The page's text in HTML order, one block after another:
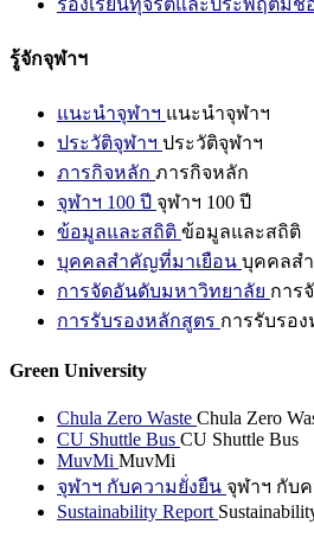
รู้จักจุฬาฯ
แนะนำจุฬาฯ แนะนำจุฬาฯ
ประวัติจุฬาฯ ประวัติจุฬาฯ
ภารกิจหลัก ภารกิจหลัก
จุฬาฯ 100 ปี จุฬาฯ 100 ปี
ข้อมูลและสถิติ ข้อมูลและสถิติ
บุคคลสำคัญที่มาเยือน บุคคลส
การจัดอันดับมหาวิทยาลัย การ
การรับรองหลักสูตร การรับรอ
Green University
Chula Zero Waste Chula Zero
CU Shuttle Bus CU Shuttle Bus
MuvMi MuvMi
จุฬาฯ กับความยั่งยืน จุฬาฯ กับ
Sustainability Report